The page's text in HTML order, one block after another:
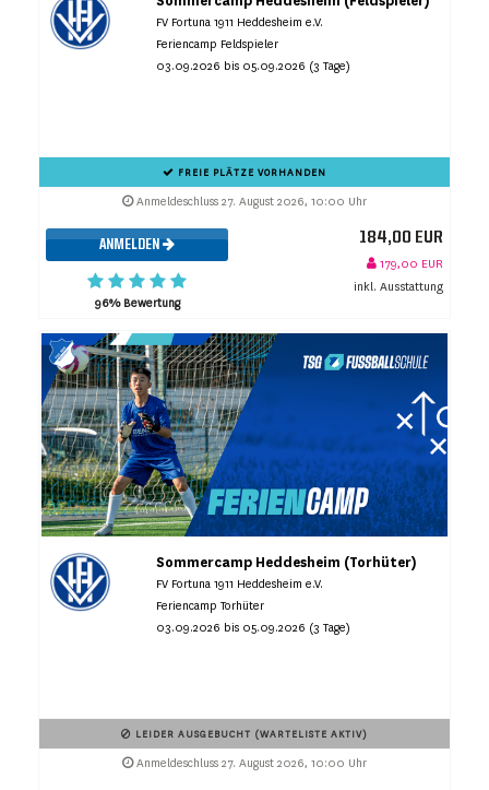
FV Fortuna 1911 Heddesheim e.V.
Feriencamp Feldspieler
03.09.2026 bis 05.09.2026 (3 Tage)
FREIE PLÄTZE VORHANDEN
Anmeldeschluss 27. August 2026, 10:00 Uhr
ANMELDEN
96% Bewertung
184,00 EUR
179,00 EUR
inkl. Ausstattung
Sommercamp Heddesheim (Torhüter)
FV Fortuna 1911 Heddesheim e.V.
Feriencamp Torhüter
03.09.2026 bis 05.09.2026 (3 Tage)
LEIDER AUSGEBUCHT (WARTELISTE AKTIV)
Anmeldeschluss 27. August 2026, 10:00 Uhr